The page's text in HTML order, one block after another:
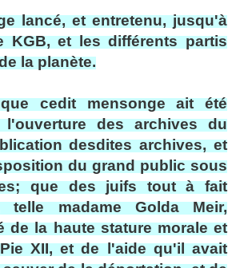
lancé, et entretenu, jusqu'à
KGB, et les différents partis
la planète.
cedit mensonge ait été
l'ouverture des archives du
desdites archives, et
du grand public sous
que des juifs tout à fait
telle madame Golda Meir,
de la haute stature morale et
XII, et de l'aide qu'il avait